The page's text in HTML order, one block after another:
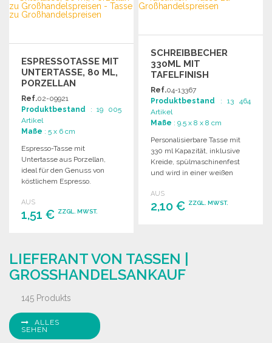
Angebot anfordern
ESPRESSOTASSE MIT
UNTERTASSE, 80 ML,
PORZELLAN
Ref.02-09921
Produktbestand : 19 005
Artikel
Maße : 5 x 6 cm
Espresso-Tasse mit
Untertasse aus Porzellan,
ideal für den Genuss von
köstlichem Espresso.
AUS
1,51 € ZZGL. MWST.
Angebot anfordern
SCHREIBBECHER
330ML MIT
TAFELFINISH
Ref.04-13367
Produktbestand : 13 464
Artikel
Maße : 9.5 x 8 x 8 cm
Personalisierbare Tasse mit
330 ml Kapazität, inklusive
Kreide, spülmaschinenfest
und wird in einer weißen
x Ø 8 cm.
AUS
2,10 € ZZGL. MWST.
Angebot anfordern
LIEFERANT VON TASSEN |
GROSSHANDELSANKAUF
145 Produkts
ALLES
SEHEN